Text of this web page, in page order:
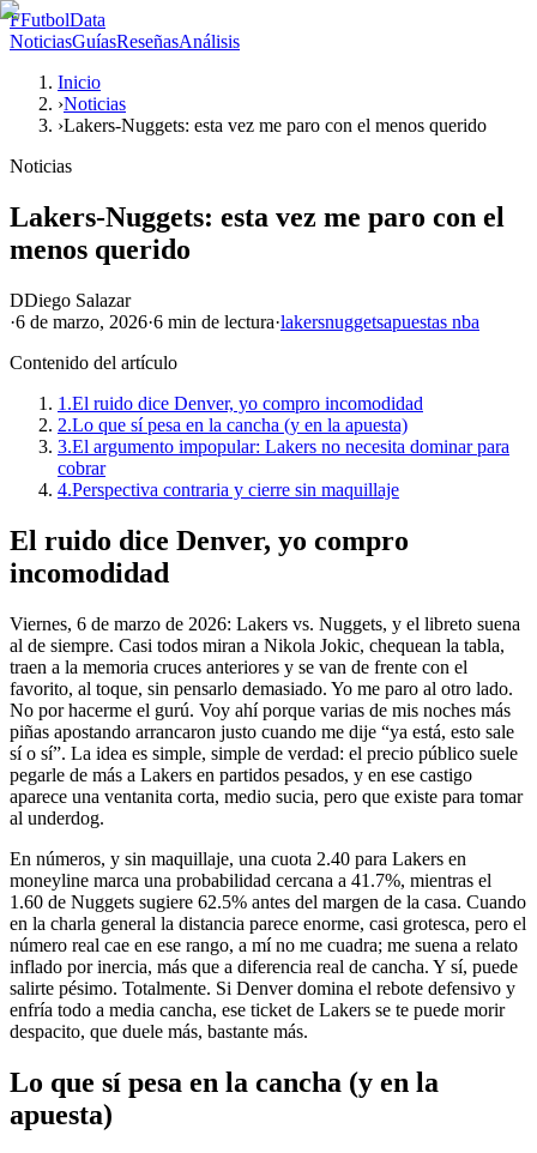
FFutbolData
NoticiasGuíasReseñasAnálisis
Inicio
›Noticias
›Lakers-Nuggets: esta vez me paro con el menos querido
Noticias
Lakers-Nuggets: esta vez me paro con el
menos querido
DDiego Salazar
·6 de marzo, 2026·6 min de lectura·lakersnuggetsapuestas nba
Contenido del artículo
1.El ruido dice Denver, yo compro incomodidad
2.Lo que sí pesa en la cancha (y en la apuesta)
3.El argumento impopular: Lakers no necesita dominar para
cobrar
4.Perspectiva contraria y cierre sin maquillaje
El ruido dice Denver, yo compro
incomodidad
Viernes, 6 de marzo de 2026: Lakers vs. Nuggets, y el libreto suena
al de siempre. Casi todos miran a Nikola Jokic, chequean la tabla,
traen a la memoria cruces anteriores y se van de frente con el
favorito, al toque, sin pensarlo demasiado. Yo me paro al otro lado.
No por hacerme el gurú. Voy ahí porque varias de mis noches más
piñas apostando arrancaron justo cuando me dije “ya está, esto sale
sí o sí”. La idea es simple, simple de verdad: el precio público suele
pegarle de más a Lakers en partidos pesados, y en ese castigo
aparece una ventanita corta, medio sucia, pero que existe para tomar
al underdog.
En números, y sin maquillaje, una cuota 2.40 para Lakers en
moneyline marca una probabilidad cercana a 41.7%, mientras el
1.60 de Nuggets sugiere 62.5% antes del margen de la casa. Cuando
en la charla general la distancia parece enorme, casi grotesca, pero el
número real cae en ese rango, a mí no me cuadra; me suena a relato
inflado por inercia, más que a diferencia real de cancha. Y sí, puede
salirte pésimo. Totalmente. Si Denver domina el rebote defensivo y
enfría todo a media cancha, ese ticket de Lakers se te puede morir
despacito, que duele más, bastante más.
Lo que sí pesa en la cancha (y en la
apuesta)